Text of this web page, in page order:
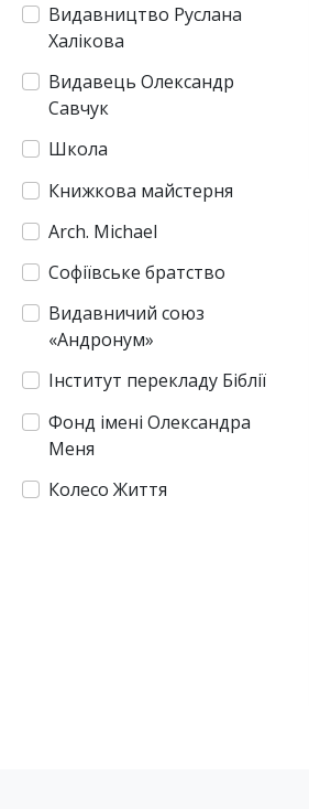
Видавництво Руслана
Халікова
Видавець Олександр
Савчук
Школа
Книжкова майстерня
Arch. Michael
Софіївське братство
Видавничий союз
«Андронум»
Інститут перекладу Біблії
Фонд імені Олександра
Меня
Колесо Життя